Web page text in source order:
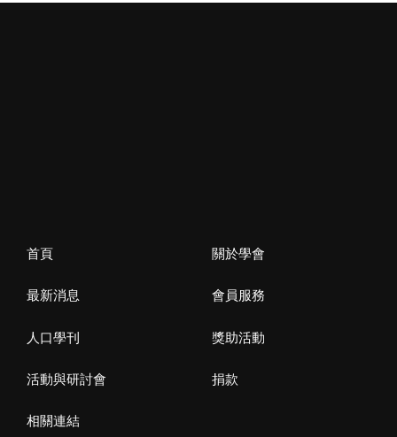
首頁 關於學會
最新消息 會員服務
人口學刊 獎助活動
活動與研討會 捐款
相關連結